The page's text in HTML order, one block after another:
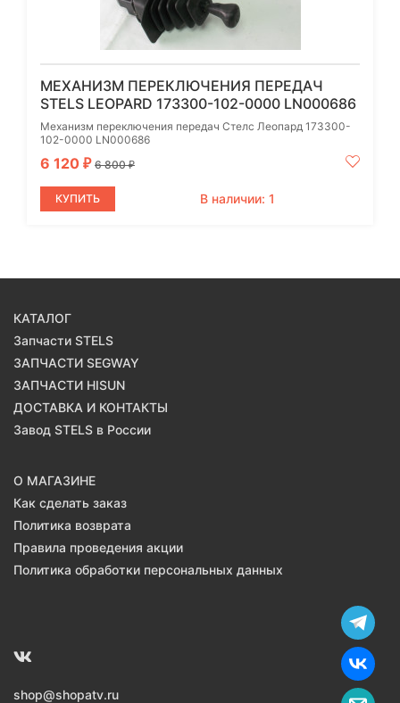
МЕХАНИЗМ ПЕРЕКЛЮЧЕНИЯ ПЕРЕДАЧ
STELS LEOPARD 173300-102-0000 LN000686
Механизм переключения передач Стелс Леопард 173300-
102-0000 LN000686
6 120 ₽ 6 800₽
КУПИТЬ В наличии: 1
КАТАЛОГ
Запчасти STELS
ЗАПЧАСТИ SEGWAY
ЗАПЧАСТИ HISUN
ДОСТАВКА И КОНТАКТЫ
Завод STELS в России
О МАГАЗИНЕ
Как сделать заказ
Политика возврата
Правила проведения акции
Политика обработки персональных данных
shop@shopatv.ru